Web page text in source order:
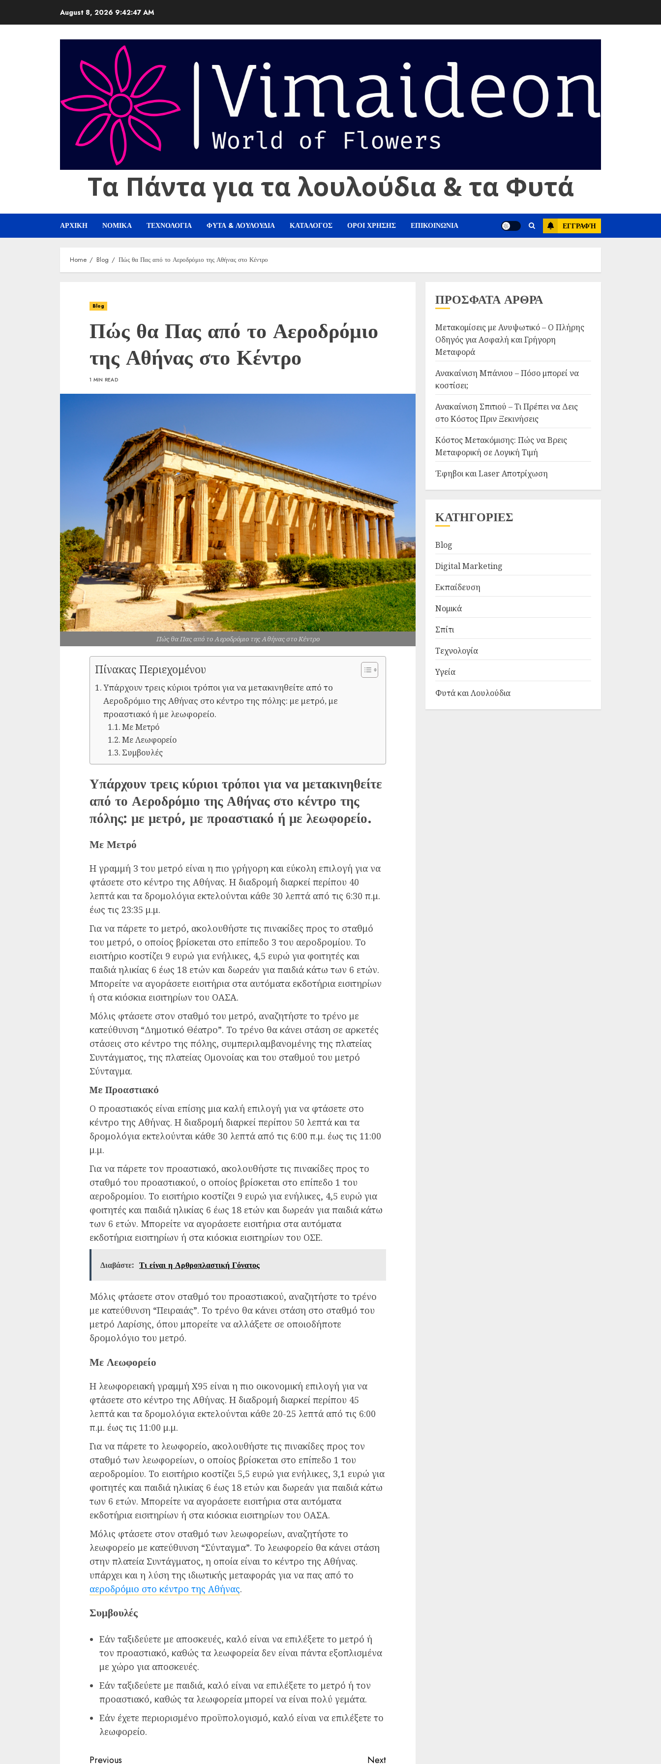
August 8, 2026 9:42:48 AM
Τα Πάντα για τα λουλούδια & τα Φυτά
ΑΡΧΙΚΗ ΝΟΜΙΚΑ ΤΕΧΝΟΛΟΓΙΑ ΦΥΤΑ & ΛΟΥΛΟΥΔΙΑ ΚΑΤΑΛΟΓΟΣ ΟΡΟΙ ΧΡΗΣΗΣ ΕΠΙΚΟΙΝΩΝΙΑ ΕΓΓΡΑΦΉ
Home Blog Πώς θα Πας από το Αεροδρόμιο της Αθήνας στο Κέντρο
Blog
Πώς θα Πας από το Αεροδρόμιο
της Αθήνας στο Κέντρο
1 MIN READ
Πώς θα Πας από το Αεροδρόμιο της Αθήνας στο Κέντρο
Πίνακας Περιεχομένου
Υπάρχουν τρεις κύριοι τρόποι για να μετακινηθείτε από το
Αεροδρόμιο της Αθήνας στο κέντρο της πόλης: με μετρό, με
προαστιακό ή με λεωφορείο.
Με Μετρό
Με Λεωφορείο
Συμβουλές
Υπάρχουν τρεις κύριοι τρόποι για να μετακινηθείτε
από το Αεροδρόμιο της Αθήνας στο κέντρο της
πόλης: με μετρό, με προαστιακό ή με λεωφορείο.
Με Μετρό
Η γραμμή 3 του μετρό είναι η πιο γρήγορη και εύκολη επιλογή για να
φτάσετε στο κέντρο της Αθήνας. Η διαδρομή διαρκεί περίπου 40
λεπτά και τα δρομολόγια εκτελούνται κάθε 30 λεπτά από τις 6:30 π.μ.
έως τις 23:35 μ.μ.
Για να πάρετε το μετρό, ακολουθήστε τις πινακίδες προς το σταθμό
του μετρό, ο οποίος βρίσκεται στο επίπεδο 3 του αεροδρομίου. Το
εισιτήριο κοστίζει 9 ευρώ για ενήλικες, 4,5 ευρώ για φοιτητές και
παιδιά ηλικίας 6 έως 18 ετών και δωρεάν για παιδιά κάτω των 6 ετών.
Μπορείτε να αγοράσετε εισιτήρια στα αυτόματα εκδοτήρια εισιτηρίων
ή στα κιόσκια εισιτηρίων του ΟΑΣΑ.
Μόλις φτάσετε στον σταθμό του μετρό, αναζητήστε το τρένο με
κατεύθυνση “Δημοτικό Θέατρο”. Το τρένο θα κάνει στάση σε αρκετές
στάσεις στο κέντρο της πόλης, συμπεριλαμβανομένης της πλατείας
Συντάγματος, της πλατείας Ομονοίας και του σταθμού του μετρό
Σύνταγμα.
Με Προαστιακό
Ο προαστιακός είναι επίσης μια καλή επιλογή για να φτάσετε στο
κέντρο της Αθήνας. Η διαδρομή διαρκεί περίπου 50 λεπτά και τα
δρομολόγια εκτελούνται κάθε 30 λεπτά από τις 6:00 π.μ. έως τις 11:00
μ.μ.
Για να πάρετε τον προαστιακό, ακολουθήστε τις πινακίδες προς το
σταθμό του προαστιακού, ο οποίος βρίσκεται στο επίπεδο 1 του
αεροδρομίου. Το εισιτήριο κοστίζει 9 ευρώ για ενήλικες, 4,5 ευρώ για
φοιτητές και παιδιά ηλικίας 6 έως 18 ετών και δωρεάν για παιδιά κάτω
των 6 ετών. Μπορείτε να αγοράσετε εισιτήρια στα αυτόματα
εκδοτήρια εισιτηρίων ή στα κιόσκια εισιτηρίων του ΟΣΕ.
Διαβάστε: Τι είναι η Αρθροπλαστική Γόνατος
Μόλις φτάσετε στον σταθμό του προαστιακού, αναζητήστε το τρένο
με κατεύθυνση “Πειραιάς”. Το τρένο θα κάνει στάση στο σταθμό του
μετρό Λαρίσης, όπου μπορείτε να αλλάξετε σε οποιοδήποτε
δρομολόγιο του μετρό.
Με Λεωφορείο
Η λεωφορειακή γραμμή X95 είναι η πιο οικονομική επιλογή για να
φτάσετε στο κέντρο της Αθήνας. Η διαδρομή διαρκεί περίπου 45
λεπτά και τα δρομολόγια εκτελούνται κάθε 20-25 λεπτά από τις 6:00
π.μ. έως τις 11:00 μ.μ.
Για να πάρετε το λεωφορείο, ακολουθήστε τις πινακίδες προς τον
σταθμό των λεωφορείων, ο οποίος βρίσκεται στο επίπεδο 1 του
αεροδρομίου. Το εισιτήριο κοστίζει 5,5 ευρώ για ενήλικες, 3,1 ευρώ για
φοιτητές και παιδιά ηλικίας 6 έως 18 ετών και δωρεάν για παιδιά κάτω
των 6 ετών. Μπορείτε να αγοράσετε εισιτήρια στα αυτόματα
εκδοτήρια εισιτηρίων ή στα κιόσκια εισιτηρίων του ΟΑΣΑ.
Μόλις φτάσετε στον σταθμό των λεωφορείων, αναζητήστε το
λεωφορείο με κατεύθυνση “Σύνταγμα”. Το λεωφορείο θα κάνει στάση
στην πλατεία Συντάγματος, η οποία είναι το κέντρο της Αθήνας.
υπάρχει και η λύση της ιδιωτικής μεταφοράς για να πας από το
αεροδρόμιο στο κέντρο της Αθήνας.
Συμβουλές
Εάν ταξιδεύετε με αποσκευές, καλό είναι να επιλέξετε το μετρό ή
τον προαστιακό, καθώς τα λεωφορεία δεν είναι πάντα εξοπλισμένα
με χώρο για αποσκευές.
Εάν ταξιδεύετε με παιδιά, καλό είναι να επιλέξετε το μετρό ή τον
προαστιακό, καθώς τα λεωφορεία μπορεί να είναι πολύ γεμάτα.
Εάν έχετε περιορισμένο προϋπολογισμό, καλό είναι να επιλέξετε το
λεωφορείο.
Previous Next
ΠΡΟΣΦΑΤΑ ΑΡΘΡΑ
Μετακομίσεις με Ανυψωτικό – Ο Πλήρης
Οδηγός για Ασφαλή και Γρήγορη
Μεταφορά
Ανακαίνιση Μπάνιου – Πόσο μπορεί να
κοστίσει;
Ανακαίνιση Σπιτιού – Τι Πρέπει να Δεις
στο Κόστος Πριν Ξεκινήσεις
Κόστος Μετακόμισης: Πώς να Βρεις
Μεταφορική σε Λογική Τιμή
Έφηβοι και Laser Αποτρίχωση
ΚΑΤΗΓΟΡΙΕΣ
Blog
Digital Marketing
Εκπαίδευση
Νομικά
Σπίτι
Τεχνολογία
Υγεία
Φυτά και Λουλούδια